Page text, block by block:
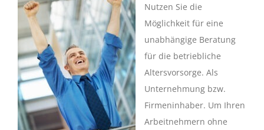
Nutzen Sie die
Möglichkeit für eine
unabhängige Beratung
für die betriebliche
Altersvorsorge. Als
Unternehmung bzw.
Firmeninhaber. Um Ihren
Arbeitnehmern ohne